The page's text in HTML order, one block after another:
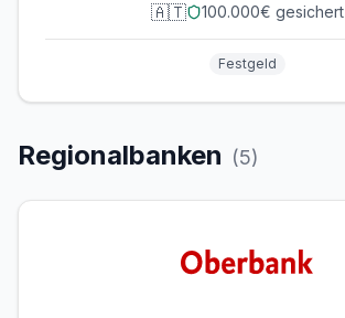
🇦🇹 100.000€ gesichert
Festgeld
Regionalbanken (5)